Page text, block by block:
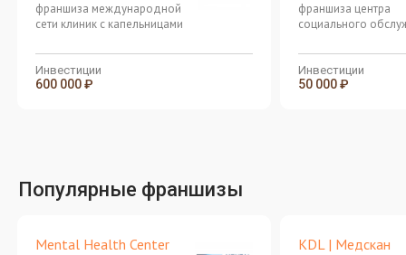
франшиза международной
сети клиник с капельницами
Инвестиции
600 000 ₽
франшиза центра
социального
Инвестиции
50 000 ₽
Популярные франшизы
Mental Health Center KDL | Медскан